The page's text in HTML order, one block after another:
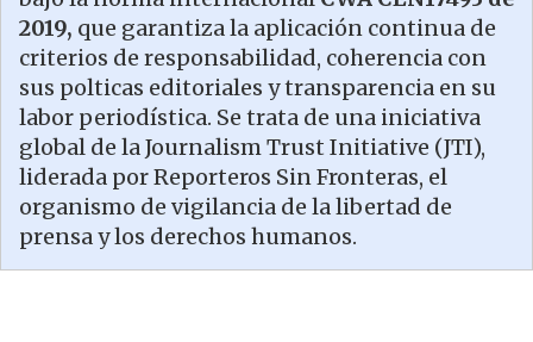
2019, que garantiza la aplicación continua de
criterios de responsabilidad, coherencia con
sus polticas editoriales y transparencia en su
labor periodística. Se trata de una iniciativa
global de la Journalism Trust Initiative (JTI),
liderada por Reporteros Sin Fronteras, el
organismo de vigilancia de la libertad de
prensa y los derechos humanos.